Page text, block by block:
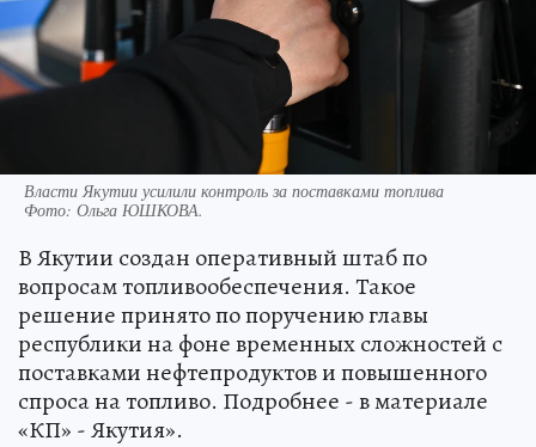
Власти Якутии усилили контроль за поставками топлива
Фото: Ольга ЮШКОВА.
В Якутии создан оперативный штаб по
вопросам топливообеспечения. Такое
решение принято по поручению главы
республики на фоне временных сложностей с
поставками нефтепродуктов и повышенного
спроса на топливо. Подробнее - в материале
«КП» - Якутия».